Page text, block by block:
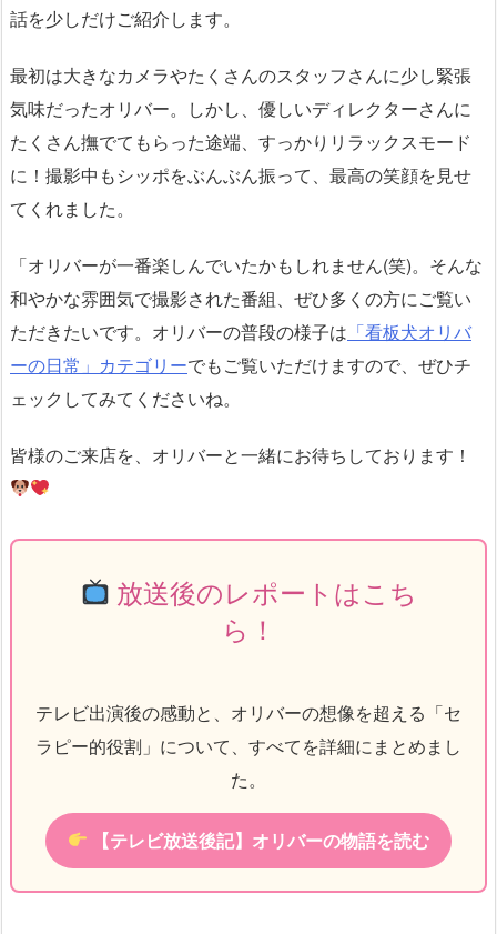
話を少しだけご紹介します。
最初は大きなカメラやたくさんのスタッフさんに少し緊張
気味だったオリバー。しかし、優しいディレクターさんに
たくさん撫でてもらった途端、すっかりリラックスモード
に！撮影中もシッポをぶんぶん振って、最高の笑顔を見せ
てくれました。
「オリバーが一番楽しんでいたかもしれません(笑)。そんな
和やかな雰囲気で撮影された番組、ぜひ多くの方にご覧い
ただきたいです。オリバーの普段の様子は 「看板犬オリバ
ーの日常」カテゴリーでもご覧いただけますので、ぜひチ
ェックしてみてくださいね。
皆様のご来店を、オリバーと一緒にお待ちしております！
放送後のレポートはこち
ら！
テレビ出演後の感動と、オリバーの想像を超える「セ
ラピー的役割」について、すべてを詳細にまとめまし
た。
【テレビ放送後記】オリバーの物語を読む